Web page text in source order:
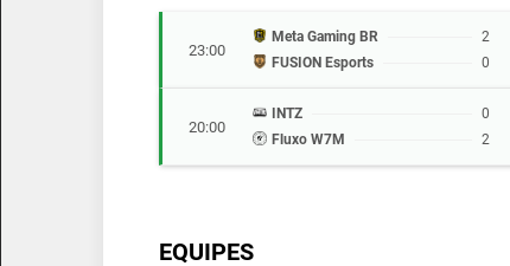
23:00
Meta Gaming BR
2
FUSION Esports
0
20:00
INTZ
0
Fluxo W7M
2
EQUIPES